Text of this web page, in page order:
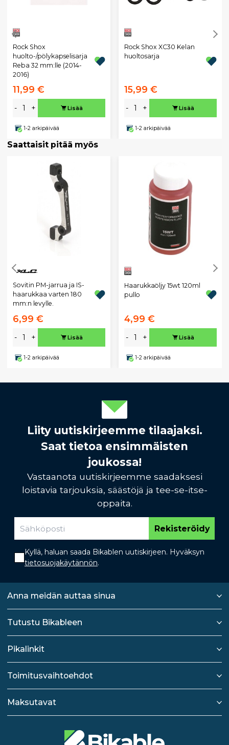
Rock Shox
huolto-/pölykapselisarja
Reba 32 mm:lle (2014-
2016)
11,99 €
- + Lisää
1-2 arkipäivää
Rock Shox XC30 Kelan
huoltosarja
15,99 €
- + Lisää
1-2 arkipäivää
Saattaisit pitää myös
Sovitin PM-jarrua ja IS-
haarukkaa varten 180
mm:n levylle.
6,99 €
- + Lisää
1-2 arkipäivää
Haarukkaöljy 15wt 120ml
pullo
4,99 €
- + Lisää
1-2 arkipäivää
Liity uutiskirjeemme tilaajaksi.
Saat tietoa ensimmäisten
joukossa!
Vastaanota uutiskirjeemme saadaksesi
loistavia tarjouksia, säästöjä ja tee-se-itse-
oppaita.
Rekisteröidy
Kyllä, haluan saada Bikablen uutiskirjeen. Hyväksyn
tietosuojakäytännön.
Anna meidän auttaa sinua
Tutustu Bikableen
Pikalinkit
Toimitusvaihtoehdot
Maksutavat